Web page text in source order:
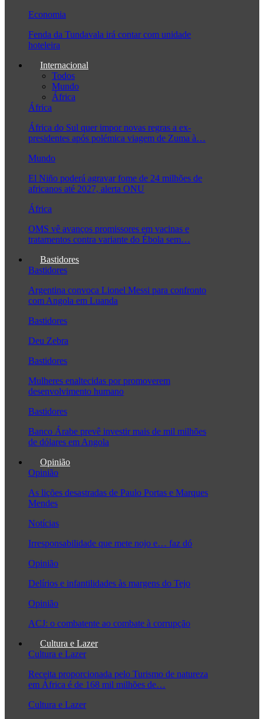
Economia
Fenda da Tundavala irá contar com unidade
hoteleira
Internacional
Todos
Mundo
África
África
África do Sul quer impor novas regras a ex-
presidentes após polémica viagem de Zuma à…
Mundo
El Niño poderá agravar fome de 24 milhões de
africanos até 2027, alerta ONU
África
OMS vê avanços promissores em vacinas e
tratamentos contra variante do Ébola sem…
Bastidores
Bastidores
Argentina convoca Lionel Messi para confronto
com Angola em Luanda
Bastidores
Deu Zebra
Bastidores
Mulheres enaltecidas por promoverem
desenvolvimento humano
Bastidores
Banco Árabe prevê investir mais de mil milhões
de dólares em Angola
Opinião
Opinião
As lições desastradas de Paulo Portas e Marques
Mendes
Notícias
Irresponsabilidade que mete nojo e… faz dó
Opinião
Delírios e infantilidades às margens do Tejo
Opinião
ACJ: o combatente ao combate à corrupção
Cultura e Lazer
Cultura e Lazer
Receita proporcionada pelo Turismo de natureza
em África é de 168 mil milhões de…
Cultura e Lazer